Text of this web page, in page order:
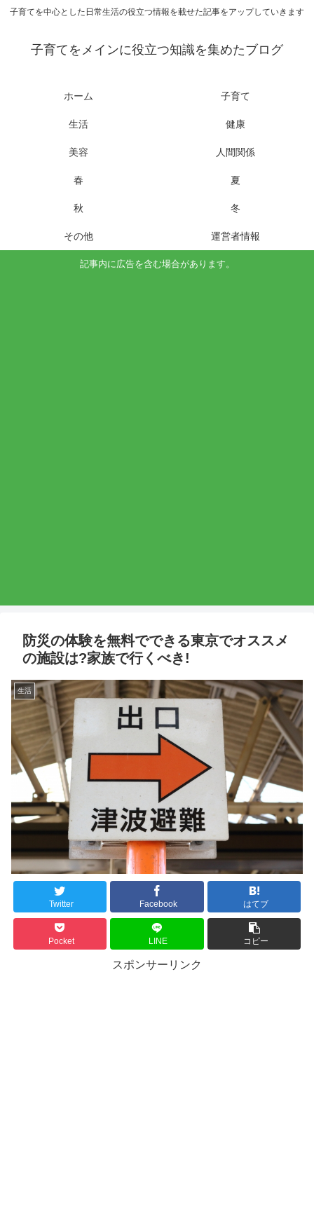
子育てを中心とした日常生活の役立つ情報を載せた記事をアップしていきます
子育てをメインに役立つ知識を集めたブログ
ホーム 子育て
生活 健康
美容 人間関係
春 夏
秋 冬
その他 運営者情報
記事内に広告を含む場合があります。
防災の体験を無料でできる東京でオススメ
の施設は?家族で行くべき!
生活
Twitter Facebook はてブ
Pocket LINE コピー
スポンサーリンク